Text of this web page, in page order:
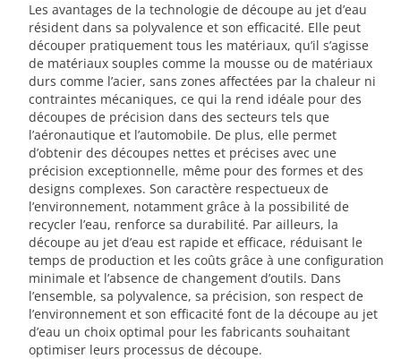
Les avantages de la technologie de découpe au jet d’eau
résident dans sa polyvalence et son efficacité. Elle peut
découper pratiquement tous les matériaux, qu’il s’agisse
de matériaux souples comme la mousse ou de matériaux
durs comme l’acier, sans zones affectées par la chaleur ni
contraintes mécaniques, ce qui la rend idéale pour des
découpes de précision dans des secteurs tels que
l’aéronautique et l’automobile. De plus, elle permet
d’obtenir des découpes nettes et précises avec une
précision exceptionnelle, même pour des formes et des
designs complexes. Son caractère respectueux de
l’environnement, notamment grâce à la possibilité de
recycler l’eau, renforce sa durabilité. Par ailleurs, la
découpe au jet d’eau est rapide et efficace, réduisant le
temps de production et les coûts grâce à une configuration
minimale et l’absence de changement d’outils. Dans
l’ensemble, sa polyvalence, sa précision, son respect de
l’environnement et son efficacité font de la découpe au jet
d’eau un choix optimal pour les fabricants souhaitant
optimiser leurs processus de découpe.